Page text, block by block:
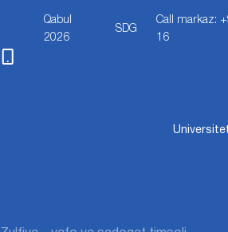
Qabul
2026
SDG
Call markaz:
16